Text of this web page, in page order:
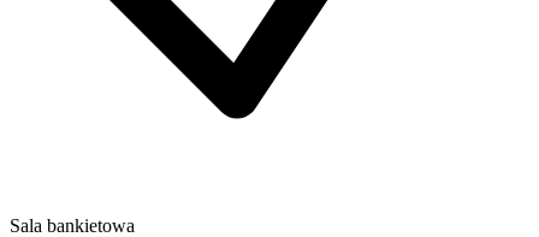
Sala bankietowa